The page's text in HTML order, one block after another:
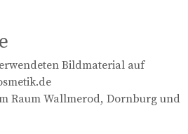
Bildmaterial auf
Raum Wallmerod, Dornburg und